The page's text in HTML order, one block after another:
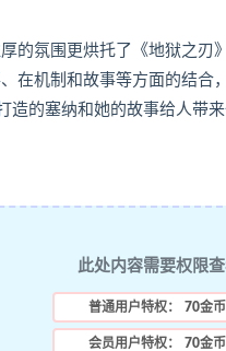
的氛围更烘托了《地狱之刃
在机制和故事等方面的结
造的塞纳和她的故事给人带
此处内容需要权限
普通用户特权： 70金币
会员用户特权： 70金币